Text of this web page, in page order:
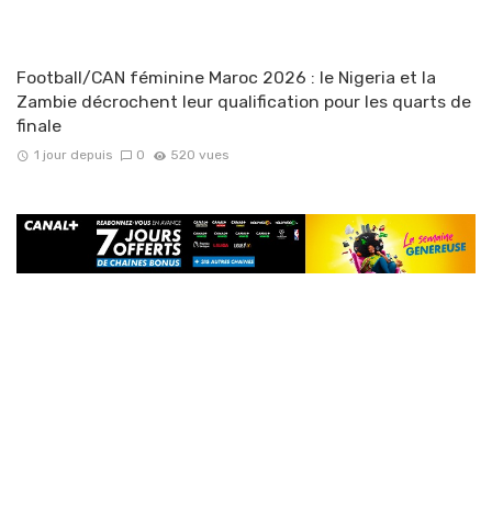
Football/CAN féminine Maroc 2026 : le Nigeria et la
Zambie décrochent leur qualification pour les quarts de
finale
1 jour depuis 0 520 vues